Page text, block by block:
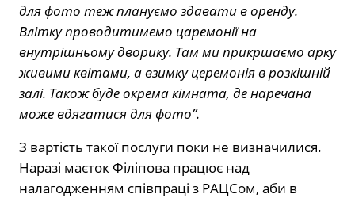
для фото теж плануємо здавати в оренду.
Влітку проводитимемо царемонії на
внутрішньому дворику. Там ми прикршаємо арку
живими квітами, а взимку церемонія в розкішній
залі. Також буде окрема кімната, де наречана
може вдягатися для фото”.
З вартість такої послуги поки не визначилися.
Наразі маєток Філіпова працює над
налагодженням співпраці з РАЦСом, аби в